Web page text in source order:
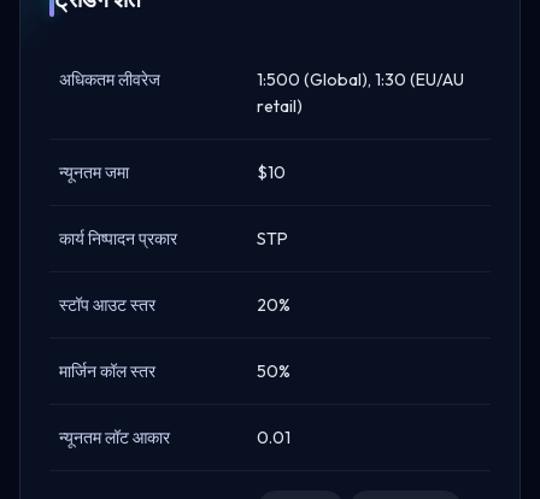
अधिकतम लीवरेज
1:500 (Global), 1:30 (EU/AU
retail)
न्यूनतम जमा $10
कार्य निष्पादन प्रकार STP
स्टॉप आउट स्तर 20%
मार्जिन कॉल स्तर 50%
न्यूनतम लॉट आकार 0.01